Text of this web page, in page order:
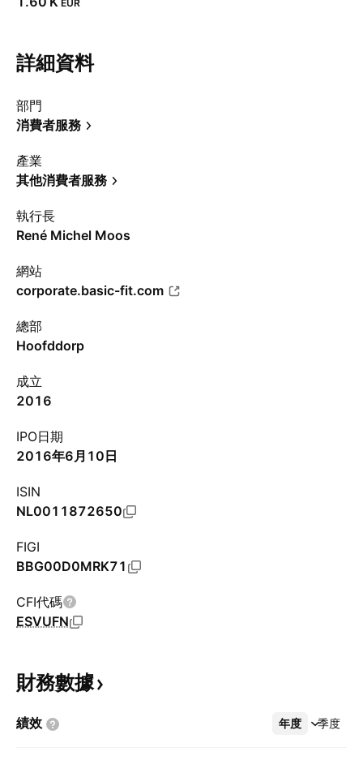
EUR
詳細資料
部門
消費者服務
產業
其他消費者服務
執行長
René Michel Moos
網站
corporate.basic-fit.com
總部
Hoofddorp
成立
2016
IPO日期
2016年6月10日
ISIN
NL0011872650
FIGI
BBG00D0MRK71
CFI代碼
ESVUFN
財務數據
績效 年度 季度
更多